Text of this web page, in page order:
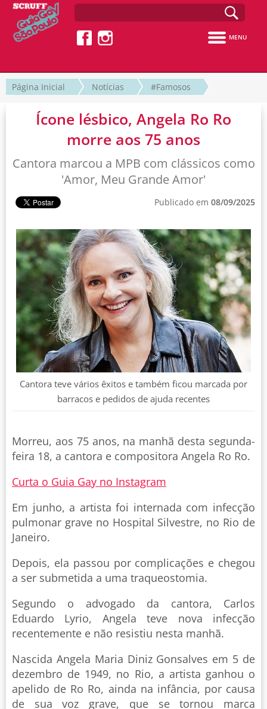
MENU
Página Inicial Notícias #Famosos
Ícone lésbico, Angela Ro Ro
morre aos 75 anos
Cantora marcou a MPB com clássicos como
'Amor, Meu Grande Amor'
Publicado em 08/09/2025
Cantora teve vários êxitos e também ficou marcada por
barracos e pedidos de ajuda recentes
Morreu, aos 75 anos, na manhã desta segunda-
feira 18, a cantora e compositora Angela Ro Ro.
Curta o Guia Gay no Instagram
Em junho, a artista foi internada com infecção
pulmonar grave no Hospital Silvestre, no Rio de
Janeiro.
Depois, ela passou por complicações e chegou
a ser submetida a uma traqueostomia.
Segundo o advogado da cantora, Carlos
Eduardo Lyrio, Angela teve nova infecção
recentemente e não resistiu nesta manhã.
Nascida Angela Maria Diniz Gonsalves em 5 de
dezembro de 1949, no Rio, a artista ganhou o
apelido de Ro Ro, ainda na infância, por causa
de sua voz grave, que se tornou marca